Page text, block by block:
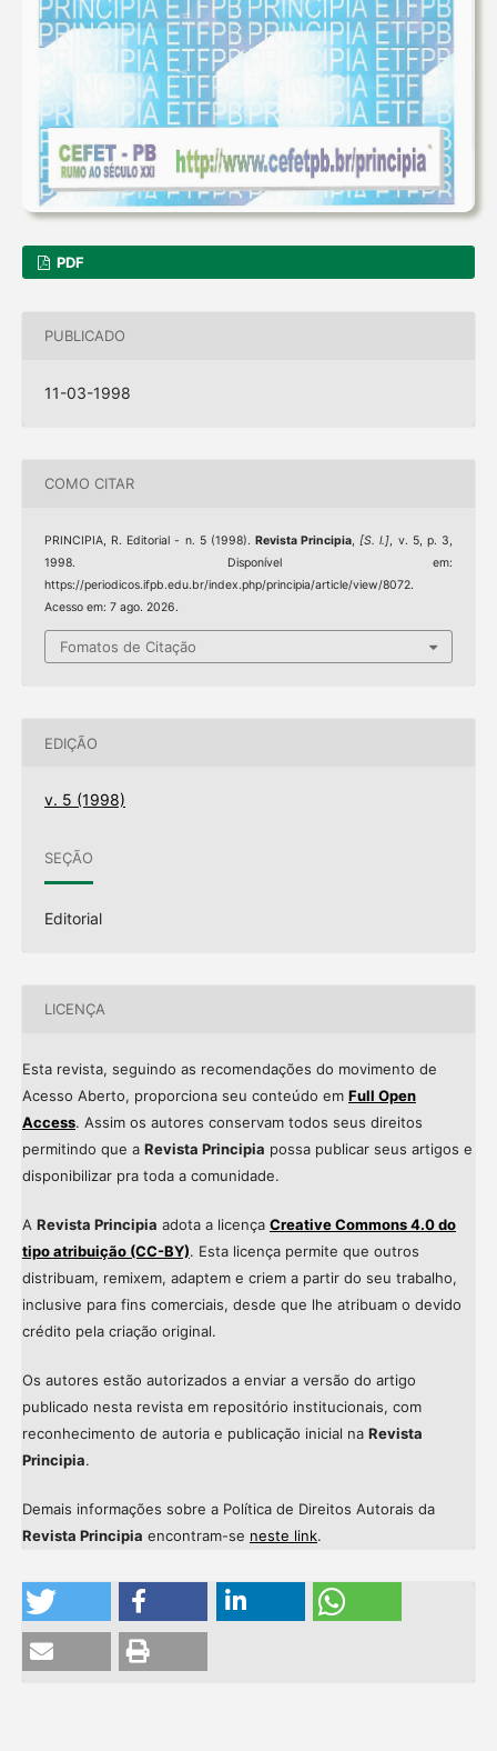
PDF
PUBLICADO
11-03-1998
COMO CITAR
PRINCIPIA, R. Editorial - n. 5 (1998). Revista Principia,[S. l.], v. 5, p. 3,
1998. Disponível em:
https://periodicos.ifpb.edu.br/index.php/principia/article/view/8072.
Acesso em: 7 ago. 2026.
Fomatos de Citação
EDIÇÃO
v. 5 (1998)
SEÇÃO
Editorial
LICENÇA
Esta revista, seguindo as recomendações do movimento de
Acesso Aberto, proporciona seu conteúdo em Full Open
Access. Assim os autores conservam todos seus direitos
permitindo que a Revista Principia possa publicar seus artigos e
disponibilizar pra toda a comunidade.
A Revista Principia adota a licença Creative Commons 4.0 do
tipo atribuição (CC-BY). Esta licença permite que outros
distribuam, remixem, adaptem e criem a partir do seu trabalho,
inclusive para fins comerciais, desde que lhe atribuam o devido
crédito pela criação original.
Os autores estão autorizados a enviar a versão do artigo
publicado nesta revista em repositório institucionais, com
reconhecimento de autoria e publicação inicial na Revista
Principia.
Demais informações sobre a Política de Direitos Autorais da
Revista Principia encontram-se neste link.